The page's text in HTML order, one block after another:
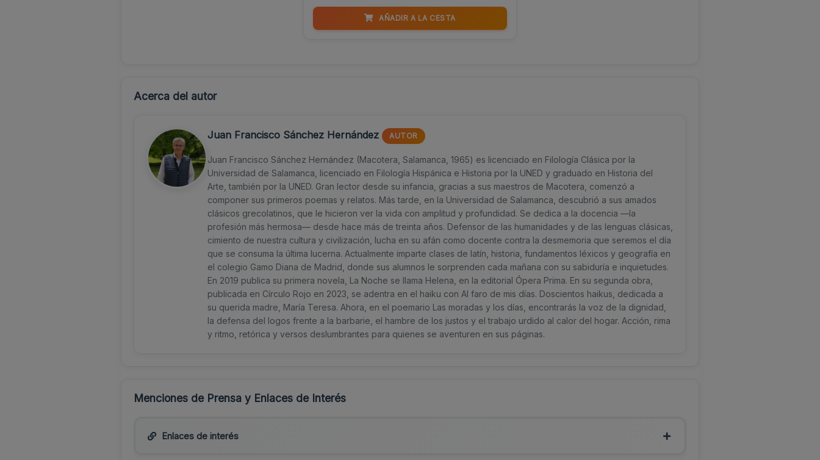
AÑADIR A LA CESTA
Acerca del autor
Juan Francisco Sánchez Hernández AUTOR
Juan Francisco Sánchez Hernández (Macotera, Salamanca, 1965) es licenciado en Filología Clásica por la
Universidad de Salamanca, licenciado en Filología Hispánica e Historia por la UNED y graduado en Historia del
Arte, también por la UNED. Gran lector desde su infancia, gracias a sus maestros de Macotera, comenzó a
componer sus primeros poemas y relatos. Más tarde, en la Universidad de Salamanca, descubrió a sus amados
clásicos grecolatinos, que le hicieron ver la vida con amplitud y profundidad. Se dedica a la docencia —la
profesión más hermosa— desde hace más de treinta años. Defensor de las humanidades y de las lenguas clásicas,
cimiento de nuestra cultura y civilización, lucha en su afán como docente contra la desmemoria que seremos el día
que se consuma la última lucerna. Actualmente imparte clases de latín, historia, fundamentos léxicos y geografía en
el colegio Gamo Diana de Madrid, donde sus alumnos le sorprenden cada mañana con su sabiduría e inquietudes.
En 2019 publica su primera novela, La Noche se llama Helena, en la editorial Ópera Prima. En su segunda obra,
publicada en Círculo Rojo en 2023, se adentra en el haiku con Al faro de mis días. Doscientos haikus, dedicada a
su querida madre, María Teresa. Ahora, en el poemario Las moradas y los días, encontrarás la voz de la dignidad,
la defensa del logos frente a la barbarie, el hambre de los justos y el trabajo urdido al calor del hogar. Acción, rima
y ritmo, retórica y versos deslumbrantes para quienes se aventuren en sus páginas.
Menciones de Prensa y Enlaces de Interés
Enlaces de interés